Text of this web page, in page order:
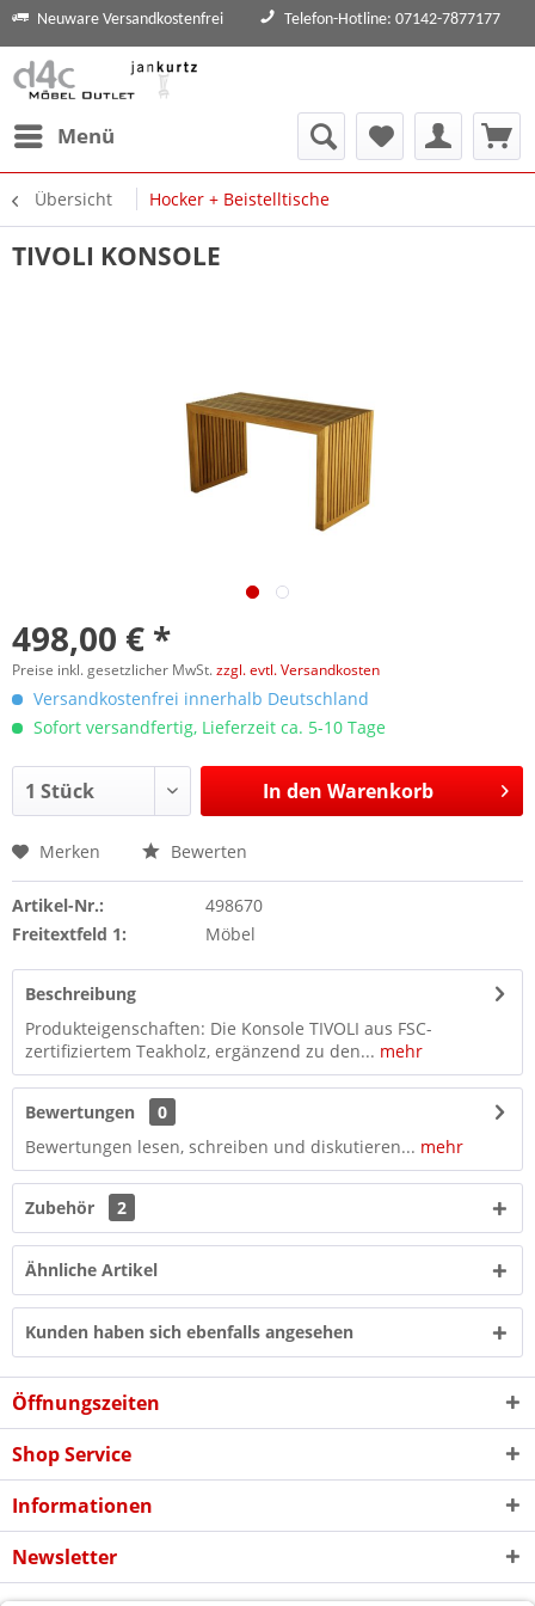
Neuware Versandkostenfrei Telefon-Hotline: 07142-7877177
Menü
Übersicht Hocker + Beistelltische
TIVOLI KONSOLE
498,00 € *
Preise inkl. gesetzlicher MwSt.zzgl. evtl. Versandkosten
Versandkostenfrei innerhalb Deutschland
Sofort versandfertig, Lieferzeit ca. 5-10 Tage
In den Warenkorb
Merken Bewerten
Artikel-Nr.:
498670
Freitextfeld 1:
Möbel
Beschreibung
Produkteigenschaften: Die Konsole TIVOLI aus FSC-
zertifiziertem Teakholz, ergänzend zu den... mehr
Bewertungen
0
Bewertungen lesen, schreiben und diskutieren... mehr
Zubehör 2
Ähnliche Artikel
Kunden haben sich ebenfalls angesehen
Öffnungszeiten
Shop Service
Informationen
Newsletter